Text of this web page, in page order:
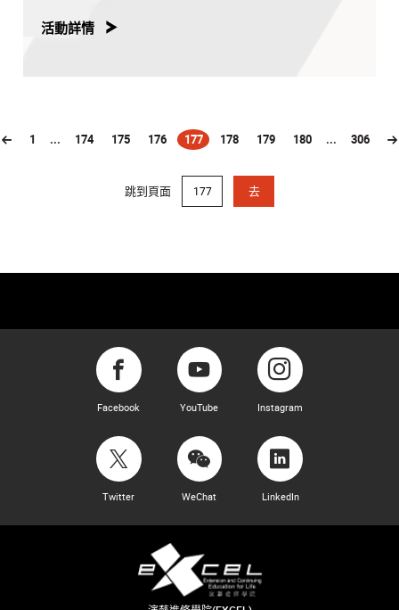
活動詳情
1 ... 174 175 176 177
(current)178 179 180 ... 306
跳到頁面 去
Facebook YouTube Instagram
Twitter WeChat LinkedIn